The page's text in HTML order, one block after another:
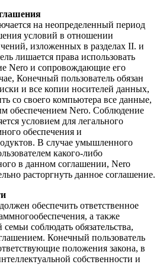
на неопределенный период
условий в отношении
изложенных в разделах II. и
лишается права использовать
Nero и сопровождающие его
Конечный пользователь обязан
и все копии носителей данных,
со своего компьютера все данные,
обеспечением Nero. Соблюдение
условием для легального
обеспечения и
В случае умышленного
какого-либо
в данном соглашении, Nero
расторгнуть данное соглашение.
обеспечить ответственное
а также
соблюдать обязательства,
Конечный пользователь
положения закона, в
собственности и